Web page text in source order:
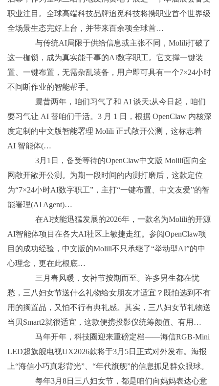
职业注目。全球高端科技品牌追觅科技将携职业首个世界级
全场景生态完好上台，并带来百余项全球首…
与传统AI局限于供给信息或主张不同，Molili打破了
这一枷锁，成为真实能干事的AI数字职工。它支撑一键装
置、一键布置，无需杂乱装备，用户即可具有一个7×24小时
不间断作业的智能帮手。
曩昔两年，咱们习气了和 AI 谈天;从今日起，咱们
要习气让 AI 替咱们干活。3 月 1 日，根据 OpenClaw 内核深
度定制的中文版智能署理 Molili 正式敞开公测，这标志着
AI 智能体(…
3月1日，备受等待的OpenClaw中文版 Molili面向全
网敞开敞开公测。为期一段时间的内测打磨后，这款定位
为“7×24小时AI数字职工”，主打“一键布置、中文友爱”的智
能署理(AI Agent)…
在AI技能迅猛发展的2026年，一款名为Molili的开源
AI智能体项目在各大AI社区上敏捷走红。参阅OpenClaw项
目的成功经验，中文版的Molili不只承继了“举动型AI”的中
心理念，更在此根底…
三月春风暖，女神节按期而至。许多男生都在忧
愁，三八妇女节送什么礼物给女朋友才适宜？既怕选到不有
用的搁置品，又怕不行有典礼感。其实，三八妇女节礼物送
当贝Smart2就很适宜，这款便携投影仪统筹颜值、有用…
马年开年，科技圈迎来重磅定档——海信RGB-Mini
LED超旗舰电视UX2026款将于3月5日正式对外发布。海报
上“海信小巧真彩背光”、“年代旗舰”的信息抓足群众眼球。
每年3月8日三八妇女节，都是咱们向妈妈表达心意